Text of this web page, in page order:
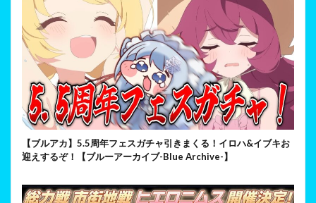
【ブルアカ】5.5周年フェスガチャ引きまくる！イロハ&イブキお
迎えするぞ！【ブルーアーカイブ-Blue Archive-】